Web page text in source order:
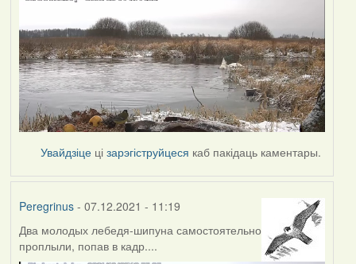
Увайдзіце цізарэгіструйцеся каб пакідаць каментары.
Peregrinus- 07.12.2021 - 11:19
Два молодых лебедя-шипуна самостоятельно
проплыли, попав в кадр....